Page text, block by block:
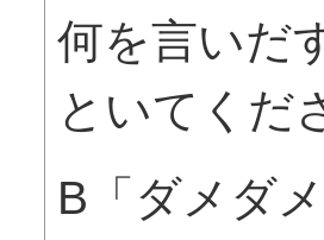
何を言いだ
といてくだ
B「ダメダ